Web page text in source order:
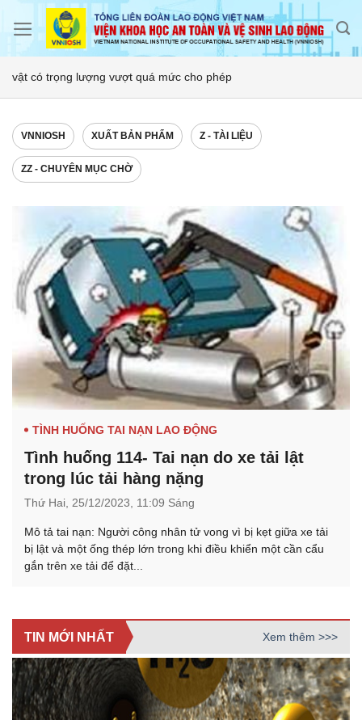
vật có trọng lượng vượt quá mức cho phép
VNNIOSH XUẤT BẢN PHẨM Z - TÀI LIỆU
ZZ - CHUYÊN MỤC CHỜ
TÌNH HUỐNG TAI NẠN LAO ĐỘNG
Tình huống 114- Tai nạn do xe tải lật
trong lúc tải hàng nặng
Thứ Hai, 25/12/2023, 11:09 Sáng
Mô tả tai nạn: Người công nhân tử vong vì bị kẹt giữa xe tải
bị lật và một ống thép lớn trong khi điều khiển một cần cẩu
gắn trên xe tải để đặt...
TIN MỚI NHẤT Xem thêm >>>